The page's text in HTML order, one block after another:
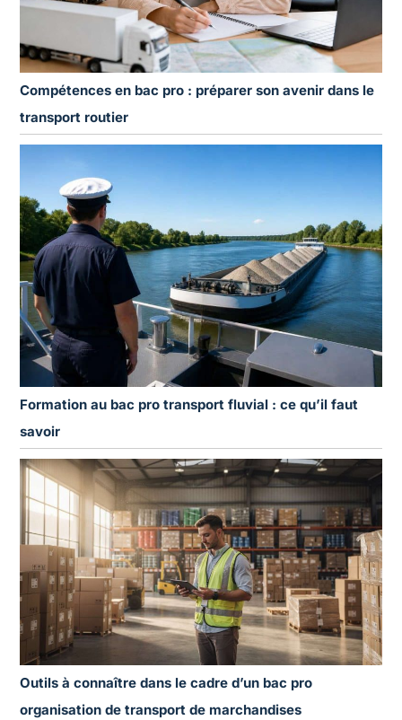
Compétences en bac pro : préparer son avenir dans le
transport routier
Formation au bac pro transport fluvial : ce qu’il faut
savoir
Outils à connaître dans le cadre d’un bac pro
organisation de transport de marchandises